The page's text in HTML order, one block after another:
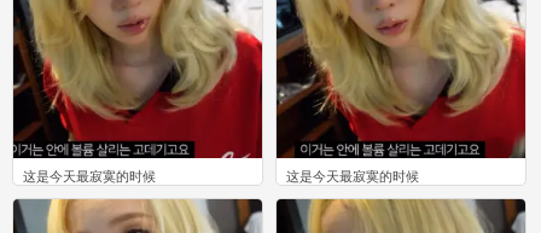
这是今天最寂寞的时候
0
这是今天最寂寞的时候
0